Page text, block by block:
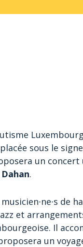
sous le
un
.
de
et
Il
un